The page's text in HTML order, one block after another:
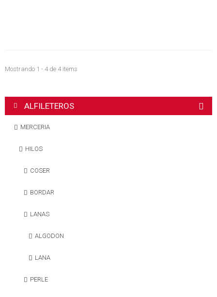
Mostrando 1 - 4 de 4 items
ALFILETEROS
MERCERIA
HILOS
COSER
BORDAR
LANAS
ALGODON
LANA
PERLE